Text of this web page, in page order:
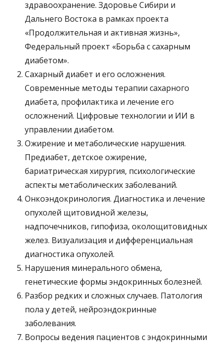
здравоохранение. Здоровье Сибири и
Дальнего Востока в рамках проекта
«Продолжительная и активная жизнь»,
Федеральный проект «Борьба с сахарным
диабетом».
Сахарный диабет и его осложнения.
Современные методы терапии сахарного
диабета, профилактика и лечение его
осложнений. Цифровые технологии и ИИ в
управлении диабетом.
Ожирение и метаболические нарушения.
Предиабет, детское ожирение,
бариатрическая хирургия, психологические
аспекты метаболических заболеваний.
Онкоэндокринология. Диагностика и лечение
опухолей щитовидной железы,
надпочечников, гипофиза, околощитовидных
желез. Визуализация и дифференциальная
диагностика опухолей.
Нарушения минерального обмена,
генетические формы эндокринных болезней.
Разбор редких и сложных случаев. Патология
пола у детей, нейроэндокринные
заболевания.
Вопросы ведения пациентов с эндокринными